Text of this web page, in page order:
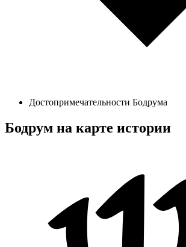
Достопримечательности Бодрума
Бодрум на карте истории